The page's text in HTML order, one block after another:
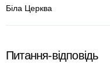
Біла Церква
Питання-відповідь